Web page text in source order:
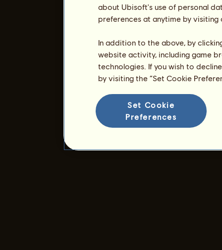
about Ubisoft's use of personal
preferences at anytime by
In addition to the above, by
website activity, including game
technologies. If you wish to
by visiting the “Set Cookie
Set Cookie
Preferences